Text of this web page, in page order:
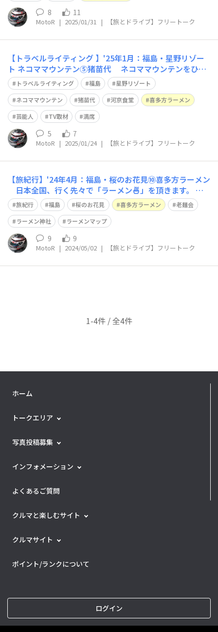
8 11
MotoR | 2025/01/31 | 【旅とドライブ】フリートーク
【トラベルライティング 】'25年1月：福島・星野リゾー
ト ネコママウンテン⑤猪苗代 ネコママウンテンをひと
滑りしたら、帰路の途中で時間を外した昼食です。 「星
野リゾート」ではメイン食堂のメニューを見て、軽食で済
ませました（ケチ臭か～😅） どうしても食べたい！モノ
があったから😋 猪苗代湖畔・
トラベルライティング 福島
星野リゾート
ネコママウンテン
猪苗代 河京食堂
喜多方ラーメン
芸能人
TV取材 満席
5 7
MotoR | 2025/01/24 | 【旅とドライブ】フリートーク
【旅紀行】'24年4月：福島・桜のお花見⑩喜多方ラーメン
日本全国、行く先々で「ラーメン🍜」を頂きます。 各
地で地元の「名店」に、お邪魔をしました😀 一口にラー
メンと言っても、スープも麺も様々ですネ 比べる土俵が
違いすぎ、どれが一番とは決められません😅 ただ、言
えるのはシンプルなお味が「飽き
旅紀行 福島 桜のお花見 喜多方ラーメン
老麺会
ラーメン神社
ラーメンマップ
9 9
MotoR | 2024/05/02 | 【旅とドライブ】フリートーク
1-4件 / 全4件
ホーム
トークエリア
写真投稿募集
インフォメーション
よくあるご質問
クルマと楽しむサイト
クルマサイト
ポイント/ランクについて
ログイン